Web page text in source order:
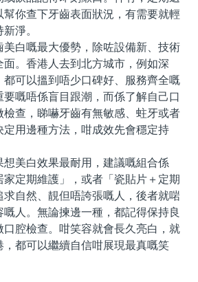
幫你查下牙齒表面狀況，有需要就輕
淨。
白嘅最大優勢，除咗設備新、技術
面。香港人去到北方城市，例如深
都可以搵到唔少口碑好、服務齊全嘅
要嘅唔係盲目跟潮，而係了解自己口
檢查，睇嚇牙齒有無敏感、蛀牙或者
定用邊種方法，咁成效先會穩定持
美白效果最耐用，建議嘅組合係
家定期維護」，或者「瓷貼片＋定期
自然、靚但唔誇張嘅人，後者就啱
人。無論揀邊一種，都記得保持良
口腔檢查。咁笑容就會長久亮白，就
，都可以繼續自信咁展現最真嘅笑